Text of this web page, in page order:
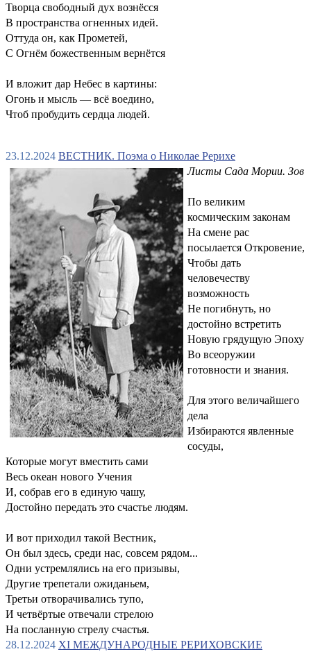
Творца свободный дух вознёсся
В пространства огненных идей.
Оттуда он, как Прометей,
С Огнём божественным вернётся
И вложит дар Небес в картины:
Огонь и мысль — всё воедино,
Чтоб пробудить сердца людей.
23.12.2024 ВЕСТНИК. Поэма о Николае Рерихе
Листы Сада Мории. Зов
По великим
космическим законам
На смене рас
посылается Откровение,
Чтобы дать
человечеству
возможность
Не погибнуть, но
достойно встретить
Новую грядущую Эпоху
Во всеоружии
готовности и знания.
Для этого величайшего
дела
Избираются явленные
сосуды,
Которые могут вместить сами
Весь океан нового Учения
И, собрав его в единую чашу,
Достойно передать это счастье людям.
И вот приходил такой Вестник,
Он был здесь, среди нас, совсем рядом...
Одни устремлялись на его призывы,
Другие трепетали ожиданьем,
Третьи отворачивались тупо,
И четвёртые отвечали стрелою
На посланную стрелу счастья.
28.12.2024 XI МЕЖДУНАРОДНЫЕ РЕРИХОВСКИЕ